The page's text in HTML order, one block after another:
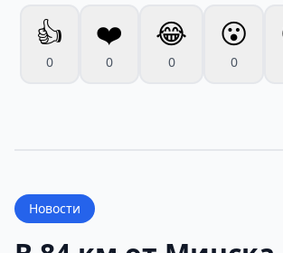
👍
0
❤️
0
😂
0
😮
0
Новости